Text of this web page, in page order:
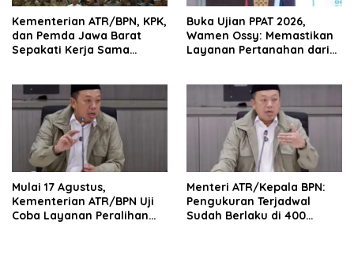
Kementerian ATR/BPN, KPK,
dan Pemda Jawa Barat
Sepakati Kerja Sama
Ekonomi Daerah
Buka Ujian PPAT 2026,
Wamen Ossy: Memastikan
Layanan Pertanahan dari
Berintegritas
Mulai 17 Agustus,
Kementerian ATR/BPN Uji
Coba Layanan Peralihan
Menteri ATR/Kepala BPN:
Pengukuran Terjadwal
Sudah Berlaku di 400